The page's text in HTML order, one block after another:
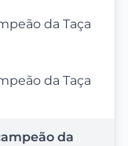
da Taça
da Taça
da